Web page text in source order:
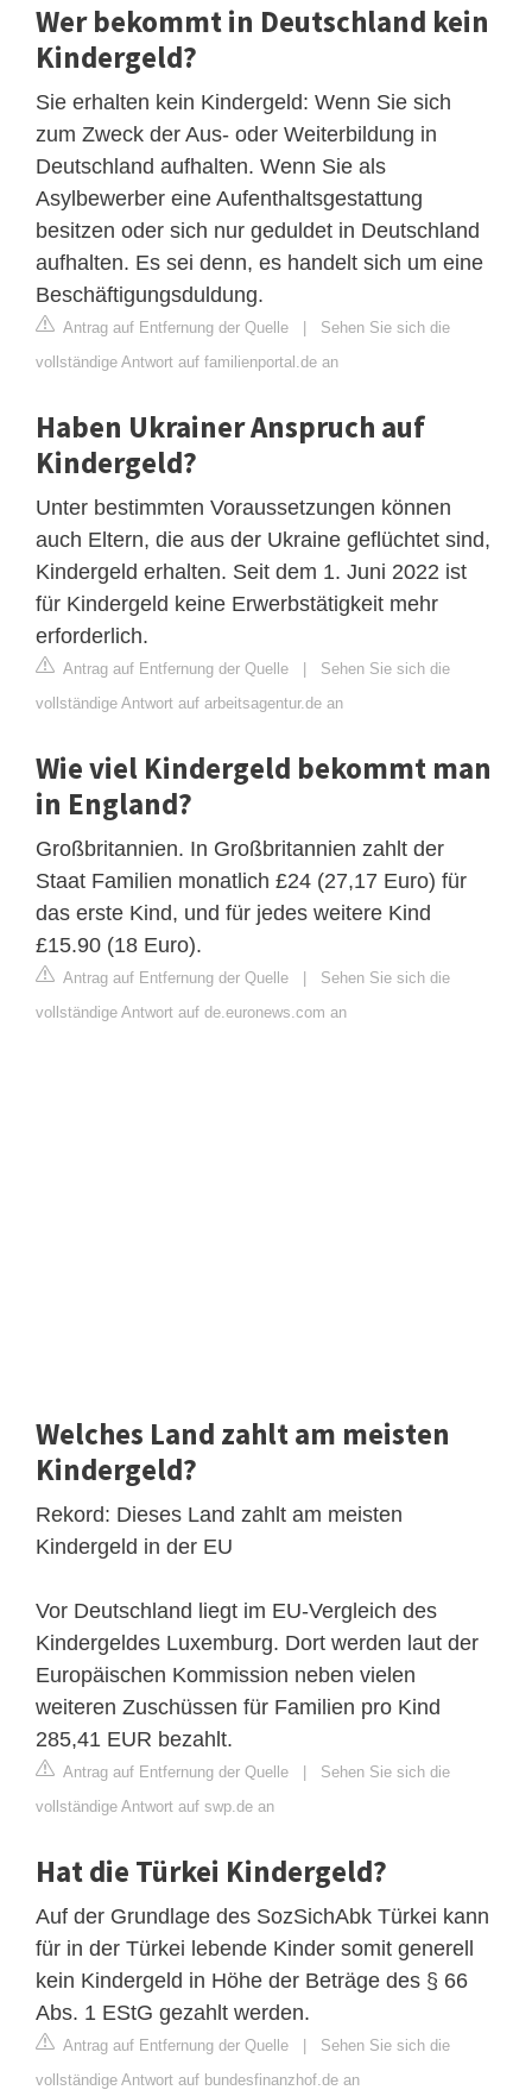
Wer bekommt in Deutschland kein
Kindergeld?
Sie erhalten kein Kindergeld: Wenn Sie sich
zum Zweck der Aus- oder Weiterbildung in
Deutschland aufhalten. Wenn Sie als
Asylbewerber eine Aufenthaltsgestattung
besitzen oder sich nur geduldet in Deutschland
aufhalten. Es sei denn, es handelt sich um eine
Beschäftigungsduldung.
Antrag auf Entfernung der Quelle | Sehen Sie sich die
vollständige Antwort auf familienportal.de an
Haben Ukrainer Anspruch auf
Kindergeld?
Unter bestimmten Voraussetzungen können
auch Eltern, die aus der Ukraine geflüchtet sind,
Kindergeld erhalten. Seit dem 1. Juni 2022 ist
für Kindergeld keine Erwerbstätigkeit mehr
erforderlich.
Antrag auf Entfernung der Quelle | Sehen Sie sich die
vollständige Antwort auf arbeitsagentur.de an
Wie viel Kindergeld bekommt man
in England?
Großbritannien. In Großbritannien zahlt der
Staat Familien monatlich £24 (27,17 Euro) für
das erste Kind, und für jedes weitere Kind
£15.90 (18 Euro).
Antrag auf Entfernung der Quelle | Sehen Sie sich die
vollständige Antwort auf de.euronews.com an
Welches Land zahlt am meisten
Kindergeld?
Rekord: Dieses Land zahlt am meisten
Kindergeld in der EU
Vor Deutschland liegt im EU-Vergleich des
Kindergeldes Luxemburg. Dort werden laut der
Europäischen Kommission neben vielen
weiteren Zuschüssen für Familien pro Kind
285,41 EUR bezahlt.
Antrag auf Entfernung der Quelle | Sehen Sie sich die
vollständige Antwort auf swp.de an
Hat die Türkei Kindergeld?
Auf der Grundlage des SozSichAbk Türkei kann
für in der Türkei lebende Kinder somit generell
kein Kindergeld in Höhe der Beträge des § 66
Abs. 1 EStG gezahlt werden.
Antrag auf Entfernung der Quelle | Sehen Sie sich die
vollständige Antwort auf bundesfinanzhof.de an